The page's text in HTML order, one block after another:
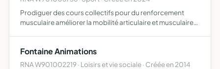
Prodiguer des cours collectifs pour du renforcement
musculaire améliorer la mobilité articulaire et musculaire
Fontaine Animations
RNA W901002219 · Loisirs et vie sociale · Créée en 2014